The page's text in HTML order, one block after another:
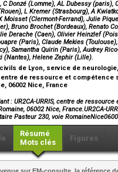
Donzé (Lomme), AL Dubessy (paris),
L Kremer (Strasbourg), A
Moisset (Clermont-Ferrand), Julie
Bruno Brochet (Bordeaux), Renato
Derache (Caen), Olivier Heinzlef
(Paris), Claude Mekies
Samantha Quirin (Paris), Audrey
(Nantes), Helene Zephir (Lille).
de Lyon, service de
centre de ressource et
06002 Nice, France
: UR2CA-URRIS, centre de
06002 Nice, France.UR2CA-
Pasteur 230, voie
Résumé
Mots clés
Figures